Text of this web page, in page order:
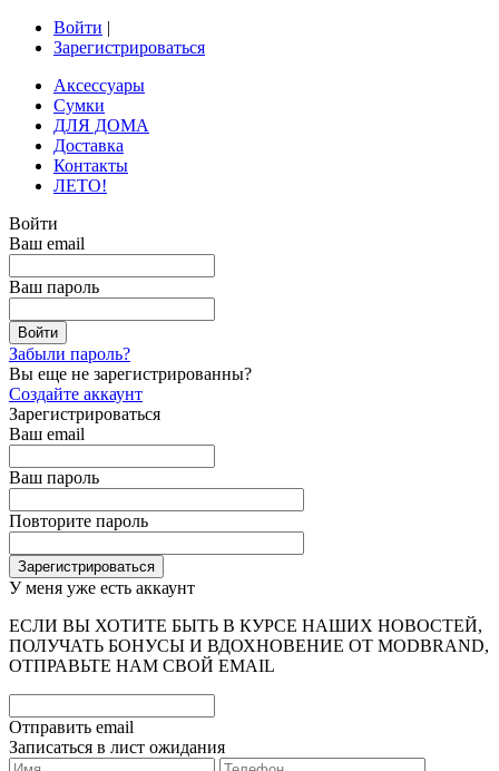
Войти |
Зарегистрироваться
Аксессуары
Сумки
ДЛЯ ДОМА
Доставка
Контакты
ЛЕТО!
Войти
Ваш email
Ваш пароль
Забыли пароль?
Вы еще не зарегистрированны?
Создайте аккаунт
Зарегистрироваться
Ваш email
Ваш пароль
Повторите пароль
У меня уже есть аккаунт
ЕСЛИ ВЫ ХОТИТЕ БЫТЬ В КУРСЕ НАШИХ НОВОСТЕЙ,
ПОЛУЧАТЬ БОНУСЫ И ВДОХНОВЕНИЕ ОТ MODBRAND,
ОТПРАВЬТЕ НАМ СВОЙ EMAIL
Отправить email
Записаться в лист ожидания